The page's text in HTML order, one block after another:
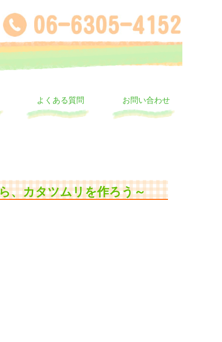
よくある質問 お問い合わせ
、カタツムリを作ろう～